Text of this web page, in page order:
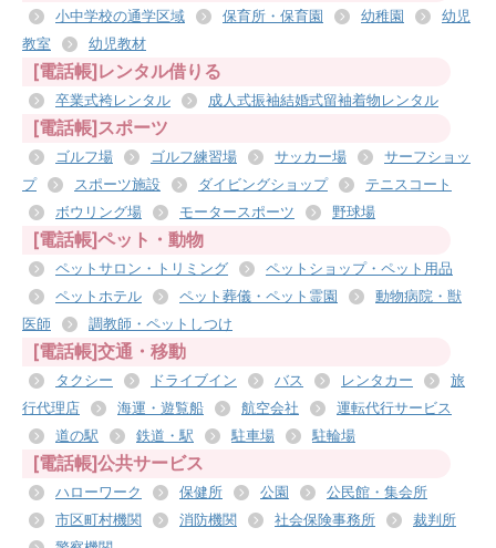
小中学校の通学区域 保育所・保育園 幼稚園
幼児
教室
幼児教材
[電話帳]レンタル借りる
卒業式袴レンタル 成人式振袖結婚式留袖着物レンタル
[電話帳]スポーツ
ゴルフ場 ゴルフ練習場 サッカー場
サーフショッ
プ
スポーツ施設 ダイビングショップ
テニスコート
ボウリング場
モータースポーツ 野球場
[電話帳]ペット・動物
ペットサロン・トリミング
ペットショップ・ペット用品
ペットホテル
ペット葬儀・ペット霊園
動物病院・獣
医師
調教師・ペットしつけ
[電話帳]交通・移動
タクシー ドライブイン バス レンタカー
旅
行代理店
海運・遊覧船 航空会社
運転代行サービス
道の駅
鉄道・駅 駐車場 駐輪場
[電話帳]公共サービス
ハローワーク 保健所 公園
公民館・集会所
市区町村機関
消防機関 社会保険事務所
裁判所